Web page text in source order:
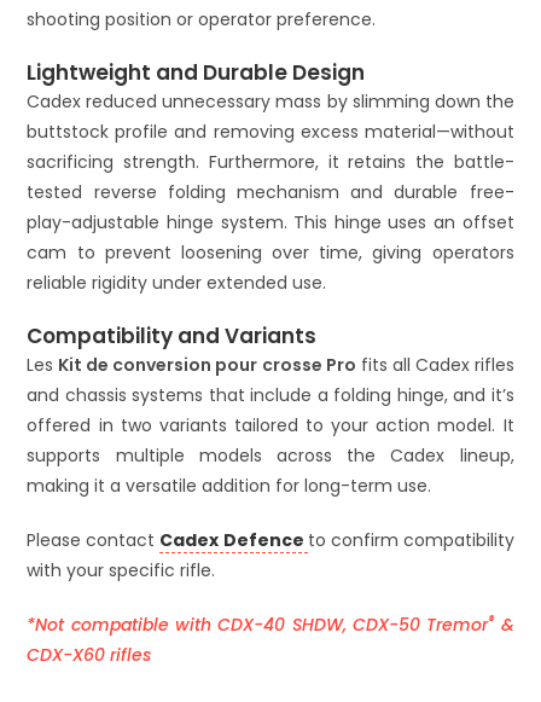
shooting position or operator preference.
Lightweight and Durable Design
Cadex reduced unnecessary mass by slimming down the
buttstock profile and removing excess material—without
sacrificing strength. Furthermore, it retains the battle-
tested reverse folding mechanism and durable free-
play-adjustable hinge system. This hinge uses an offset
cam to prevent loosening over time, giving operators
reliable rigidity under extended use.
Compatibility and Variants
Les Kit de conversion pour crosse Pro fits all Cadex rifles
and chassis systems that include a folding hinge, and it’s
offered in two variants tailored to your action model. It
supports multiple models across the Cadex lineup,
making it a versatile addition for long-term use.
Please contact Cadex Defence to confirm compatibility
with your specific rifle.
*Not compatible with CDX-40 SHDW, CDX-50 Tremor®&
CDX-X60 rifles